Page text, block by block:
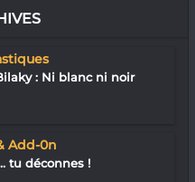
: Ni blanc ni noir
Add-0n
tu déconnes !